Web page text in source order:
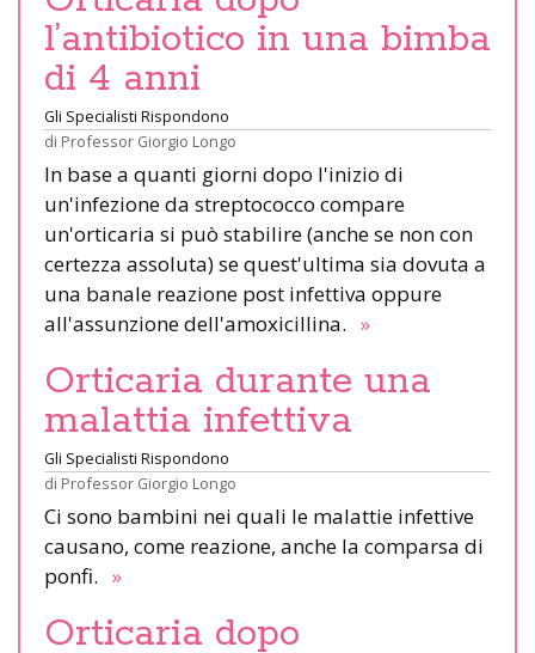
l’antibiotico in una bimba
di 4 anni
Gli Specialisti Rispondono
di Professor Giorgio Longo
In base a quanti giorni dopo l'inizio di
un'infezione da streptococco compare
un'orticaria si può stabilire (anche se non con
certezza assoluta) se quest'ultima sia dovuta a
una banale reazione post infettiva oppure
all'assunzione dell'amoxicillina. »
Orticaria durante una
malattia infettiva
Gli Specialisti Rispondono
di Professor Giorgio Longo
Ci sono bambini nei quali le malattie infettive
causano, come reazione, anche la comparsa di
ponfi. »
Orticaria dopo